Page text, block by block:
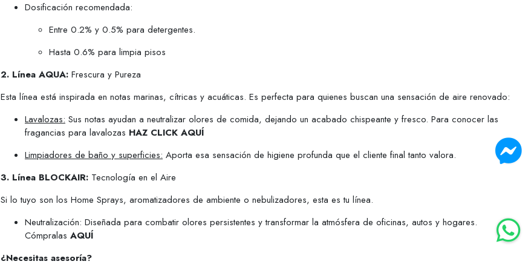
Dosificación recomendada:
Entre 0.2% y 0.5% para detergentes.
Hasta 0.6% para limpia pisos
2. Línea AQUA: Frescura y Pureza
Esta línea está inspirada en notas marinas, cítricas y acuáticas. Es perfecta para quienes buscan una sensación de aire renovado:
Lavalozas: Sus notas ayudan a neutralizar olores de comida, dejando un acabado chispeante y fresco. Para conocer las
fragancias para lavalozas HAZ CLICK AQUÍ
Limpiadores de baño y superficies: Aporta esa sensación de higiene profunda que el cliente final tanto valora.
3. Línea BLOCKAIR: Tecnología en el Aire
Si lo tuyo son los Home Sprays, aromatizadores de ambiente o nebulizadores, esta es tu línea.
Neutralización: Diseñada para combatir olores persistentes y transformar la atmósfera de oficinas, autos y hogares.
Cómpralas AQUÍ
¿Necesitas asesoría?